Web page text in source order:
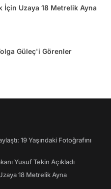
İçin Uzaya 18 Metrelik Ayna
Güleç'i Görenler
19 Yaşındaki Fotoğrafını
Yusuf Tekin Açıkladı
18 Metrelik Ayna